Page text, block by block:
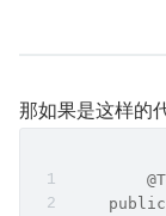
那如果是这样的